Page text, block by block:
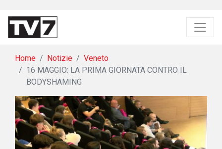
Home Notizie
Veneto
16 MAGGIO: LA PRIMA GIORNATA CONTRO IL
BODYSHAMING